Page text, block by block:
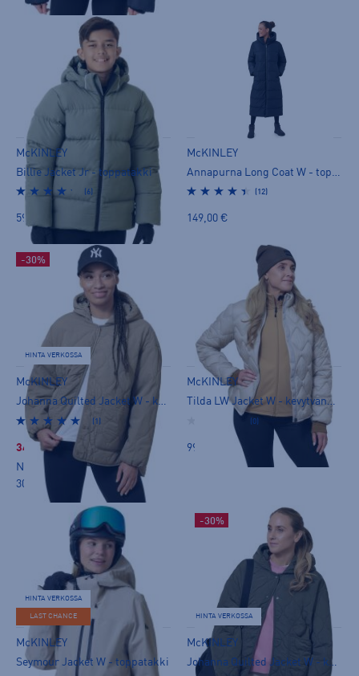
McKINLEY
Billie Jacket Jr - toppatakki
(6)
59,90 €
McKINLEY
Annapurna Long Coat W - toppatakki
(12)
149,00 €
-30%
HINTA VERKOSSA
McKINLEY
Johanna Quilted Jacket W - kevytvanutakki
(1)
34,99 €
Norm. hinta:
59,90€
30pv alin hinta: 49,99€
McKINLEY
Tilda LW Jacket W - kevytvanutakki
(0)
99,90 €
HINTA VERKOSSA
LAST CHANCE
McKINLEY
Seymour Jacket W - toppatakki
-30%
HINTA VERKOSSA
McKINLEY
Johanna Quilted Jacket W - kevytvanutakki